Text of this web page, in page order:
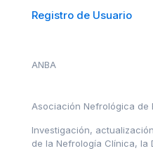
Registro de Usuario
ANBA
Asociación Nefrológica de
Investigación,
de la Nefrología Clínica, la